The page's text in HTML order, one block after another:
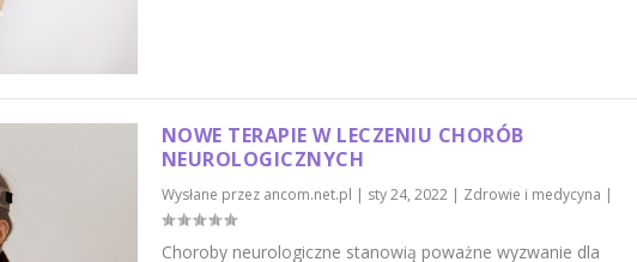
NOWE TERAPIE W LECZENIU CHORÓB
NEUROLOGICZNYCH
Wysłane przez ancom.net.pl | sty 24, 2022| Zdrowie i medycyna |
Choroby neurologiczne stanowią poważne wyzwanie dla